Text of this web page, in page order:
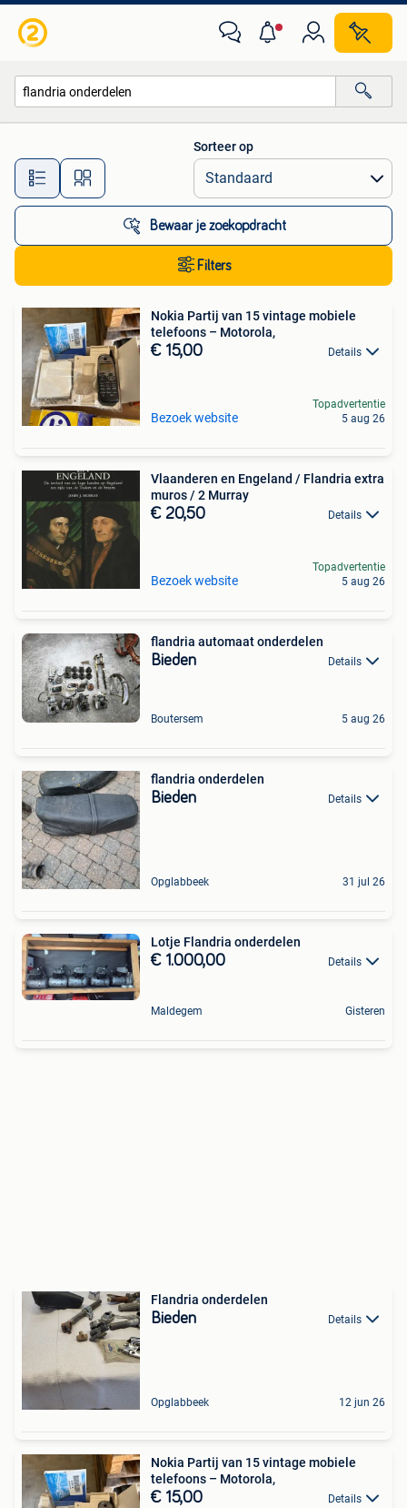
Alle afstanden…
Sorteer op
Bewaar je zoekopdracht
Filters
Nokia Partij van 15 vintage mobiele
telefoons – Motorola,
€ 15,00 Details
Bezoek website
Topadvertentie
5 aug 26
Vlaanderen en Engeland / Flandria extra
muros / 2 Murray
€ 20,50 Details
Bezoek website
Topadvertentie
5 aug 26
flandria automaat onderdelen
Bieden Details
Boutersem 5 aug 26
flandria onderdelen
Bieden Details
Opglabbeek 31 jul 26
Lotje Flandria onderdelen
€ 1.000,00 Details
Maldegem Gisteren
Flandria onderdelen
Bieden Details
Opglabbeek 12 jun 26
Nokia Partij van 15 vintage mobiele
telefoons – Motorola,
€ 15,00 Details